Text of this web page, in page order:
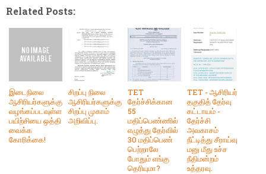
Related Posts:
இடைநிலை
ஆசிரியர்களுக்கு
வழங்கப்படவுள்ள
பயிற்சியை ஒத்தி
வைக்க
கோரிக்கை!
சிறப்பு நிலை
ஆசிரியர்களுக்கு
சிறப்பு முகாம்
அறிவிப்பு.
TET
தேர்ச்சிக்கான
55
மதிப்பெண்ணில்
எழுத்து தேர்வில்
30 மதிப்பெண்
பெற்றாலே
போதும் எங்கு
தெரியுமா?
TET - ஆசிரியர்
தகுதித் தேர்வு
கட்டாயம் -
தேர்ச்சி
அவகாசம்
நீட்டித்து சீராய்வு
மனு மீது உச்ச
நீதிமன்றம்
உத்தரவு.